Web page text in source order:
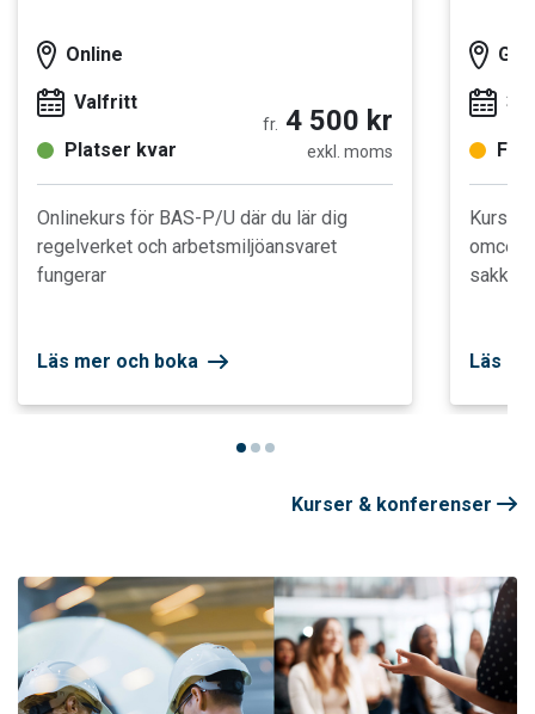
Online
Valfritt
Platser kvar
fr. 4 500 kr
exkl. moms
Onlinekurs för BAS-P/U där du lär dig
regelverket och arbetsmiljöansvaret
fungerar
Läs mer och boka
3
Kurs
Läs
Kurser & konferenser